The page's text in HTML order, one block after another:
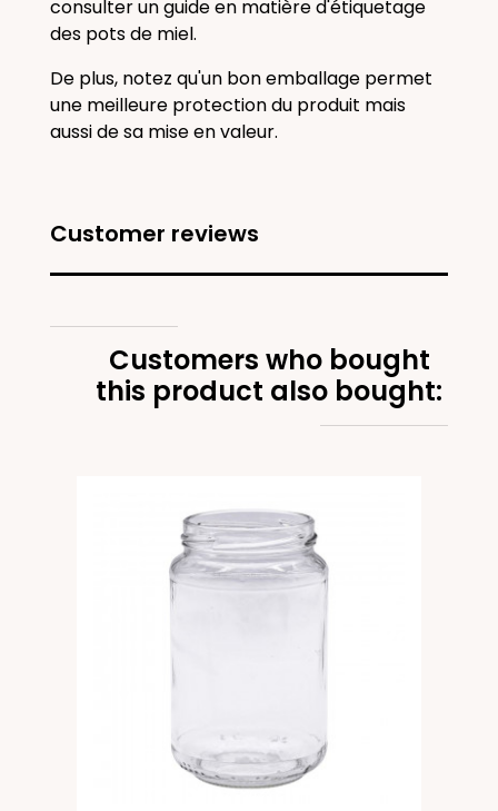
consulter un guide en matière d'étiquetage
des pots de miel.
De plus, notez qu'un bon emballage permet
une meilleure protection du produit mais
aussi de sa mise en valeur.
Customer reviews
Customers who bought
this product also bought: